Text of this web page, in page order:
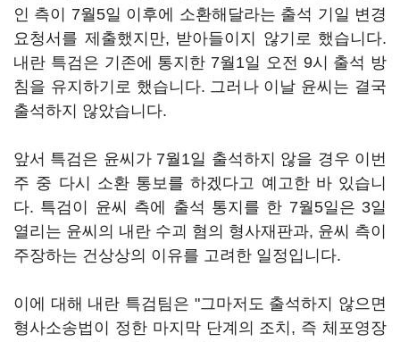
인 측이 7월5일 이후에 소환해달라는 출석 기일 변경
요청서를 제출했지만, 받아들이지 않기로 했습니다.
내란 특검은 기존에 통지한 7월1일 오전 9시 출석 방
침을 유지하기로 했습니다. 그러나 이날 윤씨는 결국
출석하지 않았습니다.
앞서 특검은 윤씨가 7월1일 출석하지 않을 경우 이번
주 중 다시 소환 통보를 하겠다고 예고한 바 있습니
다. 특검이 윤씨 측에 출석 통지를 한 7월5일은 3일
열리는 윤씨의 내란 수괴 혐의 형사재판과, 윤씨 측이
주장하는 건상상의 이유를 고려한 일정입니다.
이에 대해 내란 특검팀은 "그마저도 출석하지 않으면
형사소송법이 정한 마지막 단계의 조치, 즉 체포영장